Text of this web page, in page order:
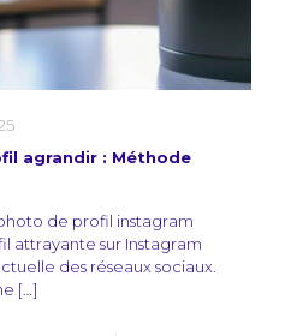
agrandir : Méthode
de profil instagram
attrayante sur Instagram
des réseaux sociaux.
[…]